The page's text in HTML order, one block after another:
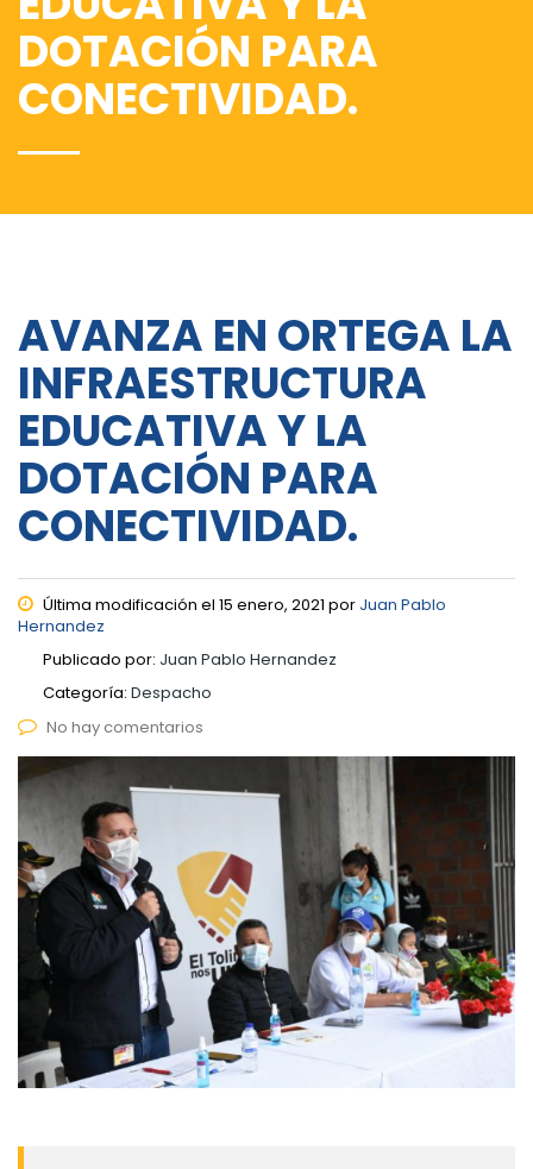
DOTACIÓN PARA
CONECTIVIDAD.
AVANZA EN ORTEGA LA
INFRAESTRUCTURA
EDUCATIVA Y LA
DOTACIÓN PARA
CONECTIVIDAD.
Última modificación el 15 enero, 2021 por Juan Pablo
Hernandez
Publicado por: Juan Pablo Hernandez
Categoría: Despacho
No hay comentarios